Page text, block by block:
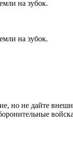
на зубок.
на зубок.
но не дайте